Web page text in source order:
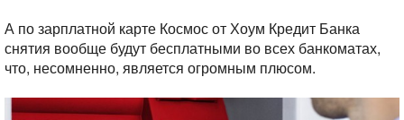
А по зарплатной карте Космос от Хоум Кредит Банка
снятия вообще будут бесплатными во всех банкоматах,
что, несомненно, является огромным плюсом.